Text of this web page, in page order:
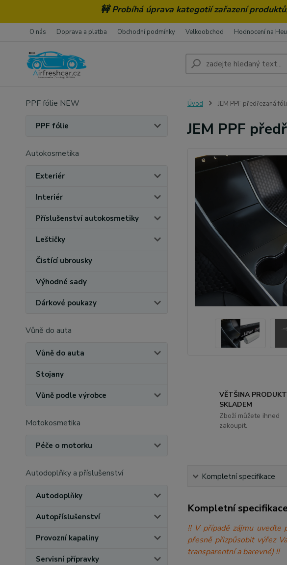
🚧 Probíhá úprava kategotií zařazení
O nás Doprava a platba Obchodní podmínky Velkoobchod Hodnocení na
PPF fólie NEW
PPF fólie
Autokosmetika
Exteriér
Interiér
Příslušenství autokosmetiky
Leštičky
Čistící ubrousky
Výhodné sady
Dárkové poukazy
Vůně do auta
Vůně do auta
Stojany
Vůně podle výrobce
Motokosmetika
Péče o motorku
Autodoplňky a příslušenství
Autodoplňky
Autopříslušenství
Provozní kapaliny
Servisní přípravky
Úvod JEM PPF předřezaná
JEM PPF
VĚTŠINA
SKLADEM
Zboží můžete ihned
zakoupit.
Kompletní specifikace
Kompletní
!! V případě zájmu uveďte
přesně přizpůsobit výřez
transparentní a barevné) !!